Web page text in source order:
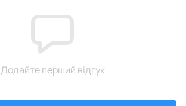
Додайте перший відгук